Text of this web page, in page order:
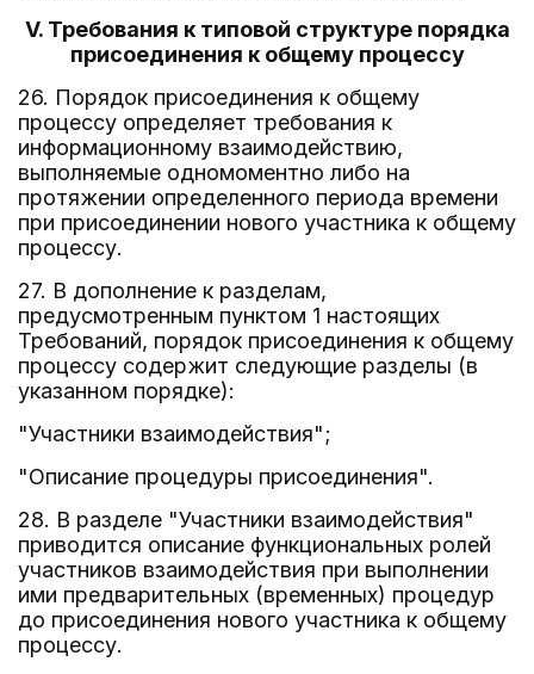
V. Требования к типовой структуре порядка
присоединения к общему процессу
26. Порядок присоединения к общему
процессу определяет требования к
информационному взаимодействию,
выполняемые одномоментно либо на
протяжении определенного периода времени
при присоединении нового участника к общему
процессу.
27. В дополнение к разделам,
предусмотренным пунктом 1 настоящих
Требований, порядок присоединения к общему
процессу содержит следующие разделы (в
указанном порядке):
"Участники взаимодействия";
"Описание процедуры присоединения".
28. В разделе "Участники взаимодействия"
приводится описание функциональных ролей
участников взаимодействия при выполнении
ими предварительных (временных) процедур
до присоединения нового участника к общему
процессу.